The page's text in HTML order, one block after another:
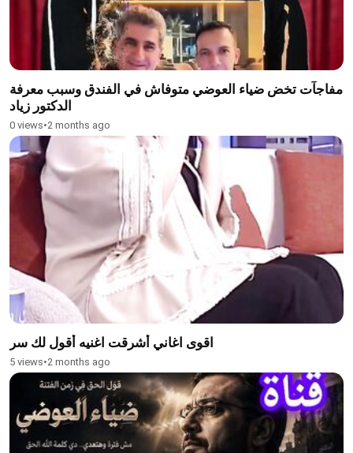
مفاجآت تخض ضياء العوضي متوفاش في الفندق وسبب معرفة
الدكتور زياد
0 views•2 months ago
اقوى اغاني أشرقت اغنيه أقول لك سر
5 views•2 months ago